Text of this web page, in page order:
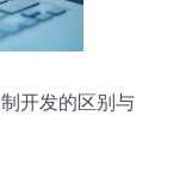
开发的区别与